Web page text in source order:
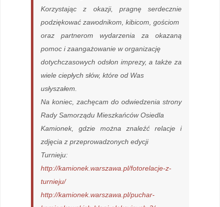
Korzystając z okazji, pragnę serdecznie
podziękować zawodnikom, kibicom, gościom
oraz partnerom wydarzenia za okazaną
pomoc i zaangażowanie w organizację
dotychczasowych odsłon imprezy, a także za
wiele ciepłych słów, które od Was
usłyszałem.
Na koniec, zachęcam do odwiedzenia strony
Rady Samorządu Mieszkańców Osiedla
Kamionek, gdzie można znaleźć relacje i
zdjęcia z przeprowadzonych edycji
Turnieju:
http://kamionek.warszawa.pl/fotorelacje-z-
turnieju/
http://kamionek.warszawa.pl/puchar-